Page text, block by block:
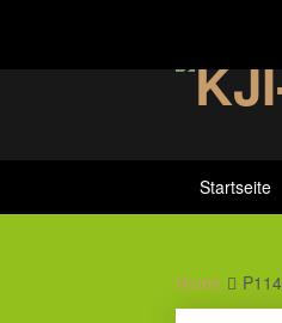
Startseite
Home